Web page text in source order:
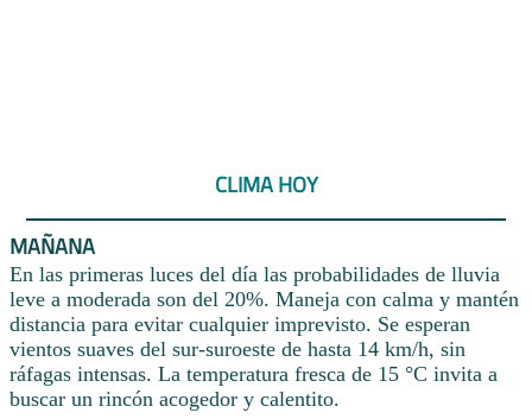
CLIMA HOY
MAÑANA
En las primeras luces del día las probabilidades de lluvia
leve a moderada son del 20%. Maneja con calma y mantén
distancia para evitar cualquier imprevisto. Se esperan
vientos suaves del sur-suroeste de hasta 14 km/h, sin
ráfagas intensas. La temperatura fresca de 15 °C invita a
buscar un rincón acogedor y calentito.